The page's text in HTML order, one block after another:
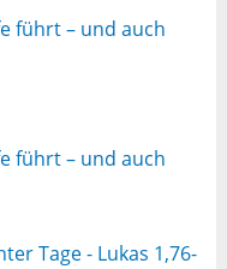
führt – und auch
führt – und auch
Tage - Lukas 1,76-